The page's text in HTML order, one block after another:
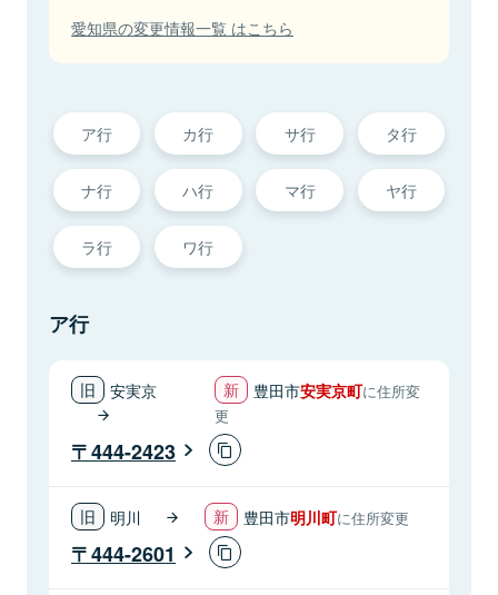
愛知県の変更情報一覧 はこちら
ア行 カ行 サ行 タ行
ナ行 ハ行 マ行 ヤ行
ラ行 ワ行
ア行
安実京 豊田市安実京町に住所変
更
444-2423
明川 豊田市明川町に住所変更
444-2601